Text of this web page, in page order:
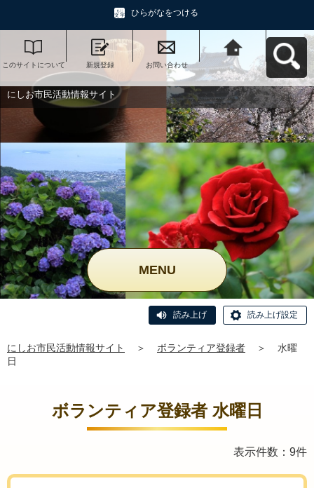
ひらがなをつける
このサイトについて 新規登録 お問い合わせ
にしお市民活動情報
サイトへ戻る
にしお市民活動情報サイト
MENU
読み上げ 読み上げ設定
にしお市民活動情報サイト ＞ ボランティア登録者 ＞
水曜
日
ボランティア登録者 水曜日
表示件数：9件